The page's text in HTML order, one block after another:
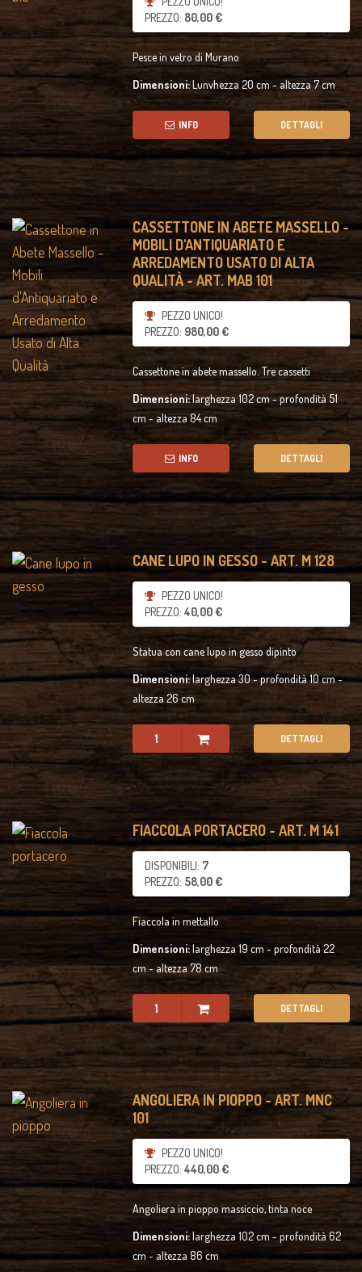
PREZZO: 80,00 €
Pesce in vetro di Murano
Dimensioni:Lunvhezza 20 cm - altezza 7 cm
INFO DETTAGLI
CASSETTONE IN ABETE MASSELLO -
MOBILI D'ANTIQUARIATO E
ARREDAMENTO USATO DI ALTA
QUALITÀ - ART. MAB 101
PEZZO UNICO!
PREZZO: 980,00 €
Cassettone in abete massello. Tre cassetti
Dimensioni:larghezza 102 cm - profondità 51
cm - altezza 84 cm
INFO DETTAGLI
CANE LUPO IN GESSO - ART. M 128
PEZZO UNICO!
PREZZO:40,00 €
Statua con cane lupo in gesso dipinto
Dimensioni:larghezza 30 - profondità 10 cm -
altezza 26 cm
DETTAGLI
FIACCOLA PORTACERO - ART. M 141
DISPONIBILI: 7
PREZZO: 58,00 €
Fiaccola in mettallo
Dimensioni:larghezza 19 cm - profondità 22
cm - altezza 78 cm
DETTAGLI
ANGOLIERA IN PIOPPO - ART. MNC
101
PEZZO UNICO!
PREZZO:440,00 €
Angoliera in pioppo massiccio, tinta noce
Dimensioni:larghezza 102 cm - profondità 62
cm - altezza 86 cm